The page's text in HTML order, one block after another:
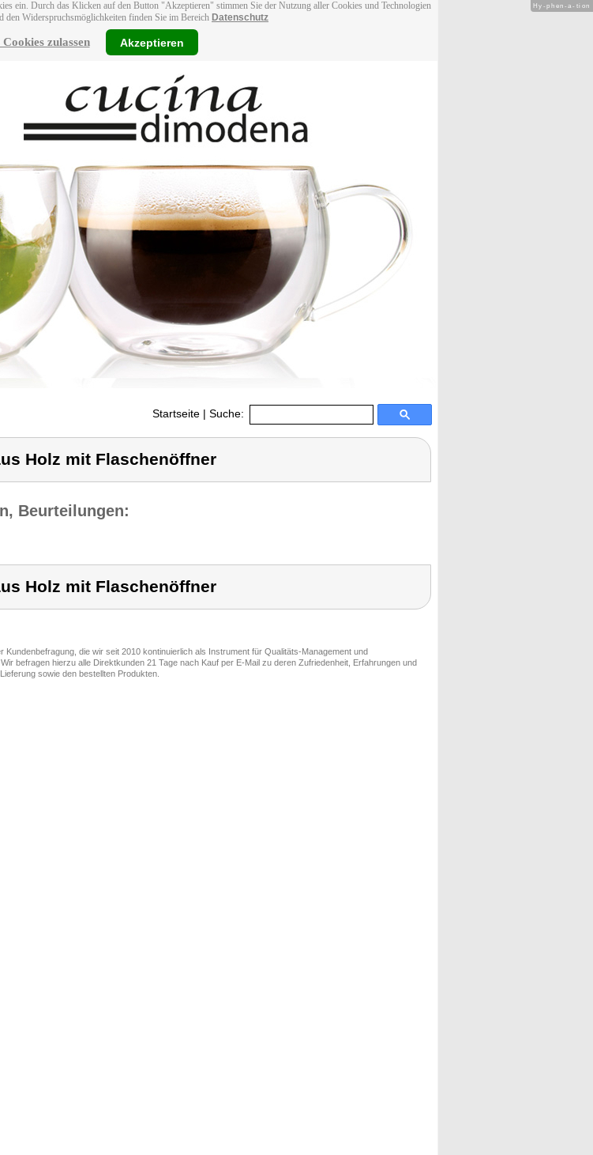
ein. Durch das Klicken auf den Button "Akzeptieren" stimmen Sie der Nutzung aller Cookies und Technologien
den Widerspruchsmöglichkeiten finden Sie im Bereich Datenschutz
zulassen Akzeptieren
Startseite | Suche:
Holz mit Flaschenöffner
Beurteilungen:
Holz mit Flaschenöffner
Kundenbefragung, die wir seit 2010 kontinuierlich als Instrument für Qualitäts-Management und
befragen hierzu alle Direktkunden 21 Tage nach Kauf per E-Mail zu deren Zufriedenheit, Erfahrungen und
sowie den bestellten Produkten.
Hy-phen-a-tion